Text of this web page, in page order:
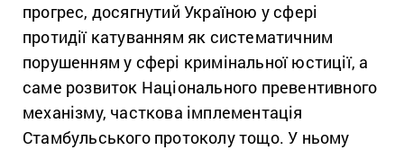
прогрес, досягнутий Україною у сфері
протидії катуванням як систематичним
порушенням у сфері кримінальної юстиції, а
саме розвиток Національного превентивного
механізму, часткова імплементація
Стамбульського протоколу тощо. У ньому